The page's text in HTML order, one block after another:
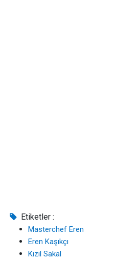
Etiketler :
Masterchef Eren
Eren Kaşıkçı
Kızıl Sakal